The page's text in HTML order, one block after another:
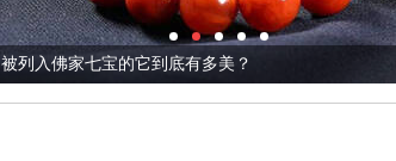
被列入佛家七宝的它到底有多美？